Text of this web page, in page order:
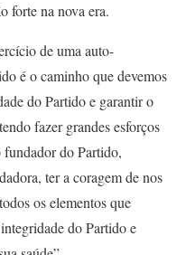
forte na nova era.
de uma auto-
é o caminho que devemos
do Partido e garantir o
fazer grandes esforços
fundador do Partido,
ter a coragem de nos
os elementos que
do Partido e